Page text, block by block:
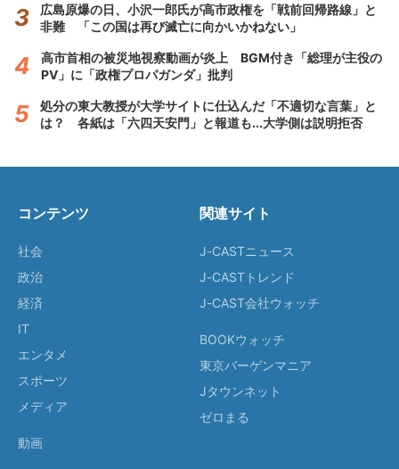
広島原爆の日、小沢一郎氏が高市政権を「戦前回帰路線」と
非難 「この国は再び滅亡に向かいかねない」
高市首相の被災地視察動画が炎上 BGM付き「総理が主役の
PV」に「政権プロパガンダ」批判
処分の東大教授が大学サイトに仕込んだ「不適切な言葉」と
は？ 各紙は「六四天安門」と報道も...大学側は説明拒否
コンテンツ
社会
政治
経済
IT
エンタメ
スポーツ
メディア
動画
関連サイト
J-CASTニュース
J-CASTトレンド
J-CAST会社ウォッチ
BOOKウォッチ
東京バーゲンマニア
Jタウンネット
ゼロまる